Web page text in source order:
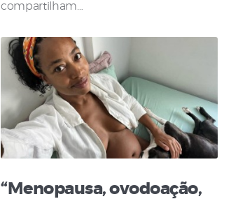
compartilham…
“Menopausa, ovodoação,